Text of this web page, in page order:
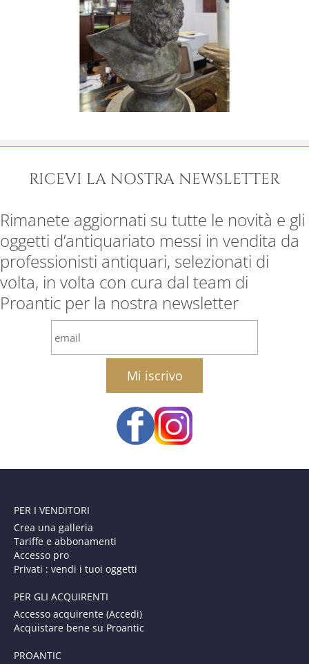
RICEVI LA NOSTRA NEWSLETTER
Rimanete aggiornati su tutte le novità e gli
oggetti d’antiquariato messi in vendita da
professionisti antiquari, selezionati di
volta, in volta con cura dal team di
Proantic per la nostra newsletter
email
PER I VENDITORI
Crea una galleria
Tariffe e abbonamenti
Accesso pro
Privati : vendi i tuoi oggetti
PER GLI ACQUIRENTI
Accesso acquirente (Accedi)
Acquistare bene su Proantic
PROANTIC